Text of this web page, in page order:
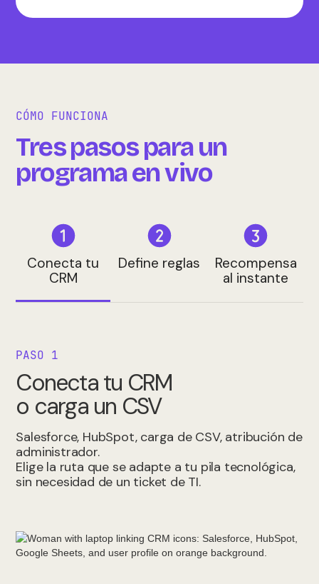
CÓMO FUNCIONA
Tres pasos para un
programa en vivo
Conecta tu
CRM
Define reglas
Recompensa
al instante
PASO 1
Conecta tu CRM
o carga un CSV
Salesforce, HubSpot, carga de CSV, atribución de
administrador.
Elige la ruta que se adapte a tu pila tecnológica,
sin necesidad de un ticket de TI.